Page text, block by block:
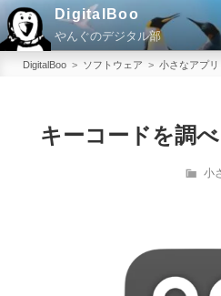
コ
ン
DigitalBoo
やんぐのデジタル部
DigitalBoo > ソフトウェア > 小さなアプリ
キーコードを調
カ
小